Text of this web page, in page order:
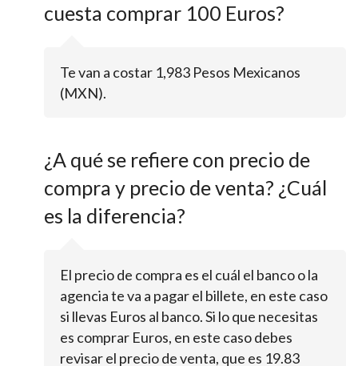
cuesta comprar 100 Euros?
Te van a costar 1,983 Pesos Mexicanos
(MXN).
¿A qué se refiere con precio de
compra y precio de venta? ¿Cuál
es la diferencia?
El precio de compra es el cuál el banco o la
agencia te va a pagar el billete, en este caso
si llevas Euros al banco. Si lo que necesitas
es comprar Euros, en este caso debes
revisar el precio de venta, que es 19.83